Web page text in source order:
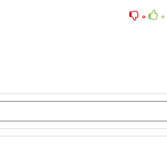
0
0